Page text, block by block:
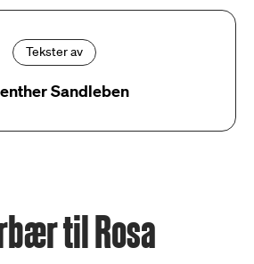
Tekster av
Sandleben
til Rosa